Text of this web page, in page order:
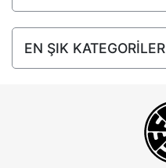
EN ŞIK KATEGORİLER